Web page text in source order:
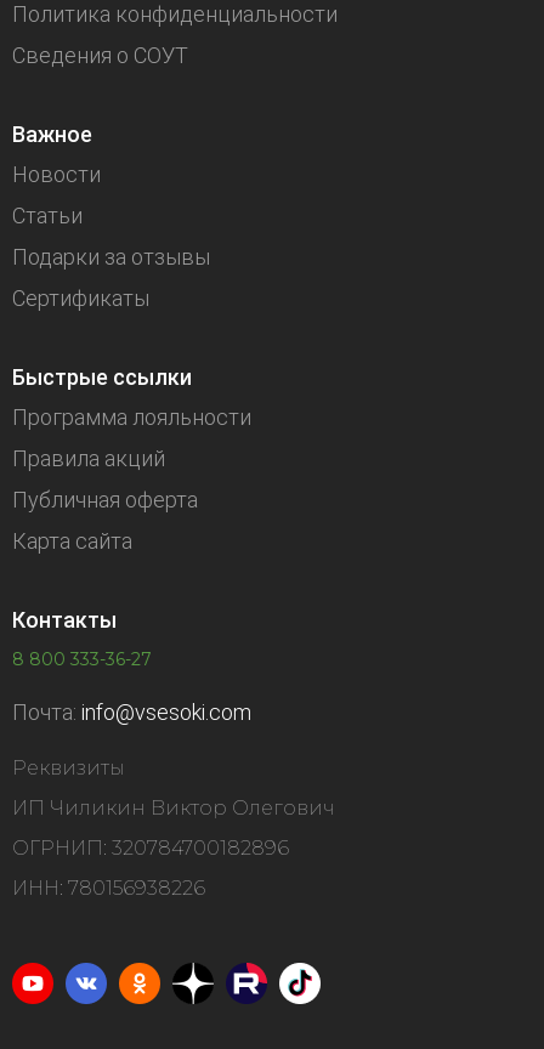
Политика конфиденциальности
Сведения о СОУТ
Важное
Новости
Статьи
Подарки за отзывы
Сертификаты
Быстрые ссылки
Программа лояльности
Правила акций
Публичная оферта
Карта сайта
Контакты
8 800 333-36-27
Почта: info@vsesoki.com
Реквизиты
ИП Чиликин Виктор Олегович
ОГРНИП: 320784700182896
ИНН: 780156938226